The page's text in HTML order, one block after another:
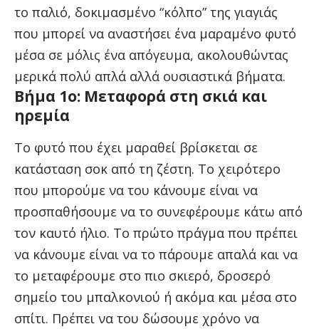
το παλιό, δοκιμασμένο “κόλπο” της γιαγιάς
που μπορεί να αναστήσει ένα μαραμένο φυτό
μέσα σε μόλις ένα απόγευμα, ακολουθώντας
μερικά πολύ απλά αλλά ουσιαστικά βήματα.
Βήμα 1ο: Μεταφορά στη σκιά και
ηρεμία
Το φυτό που έχει μαραθεί βρίσκεται σε
κατάσταση σοκ από τη ζέστη. Το χειρότερο
που μπορούμε να του κάνουμε είναι να
προσπαθήσουμε να το συνεφέρουμε κάτω από
τον καυτό ήλιο. Το πρώτο πράγμα που πρέπει
να κάνουμε είναι να το πάρουμε απαλά και να
το μεταφέρουμε στο πιο σκιερό, δροσερό
σημείο του μπαλκονιού ή ακόμα και μέσα στο
σπίτι. Πρέπει να του δώσουμε χρόνο να